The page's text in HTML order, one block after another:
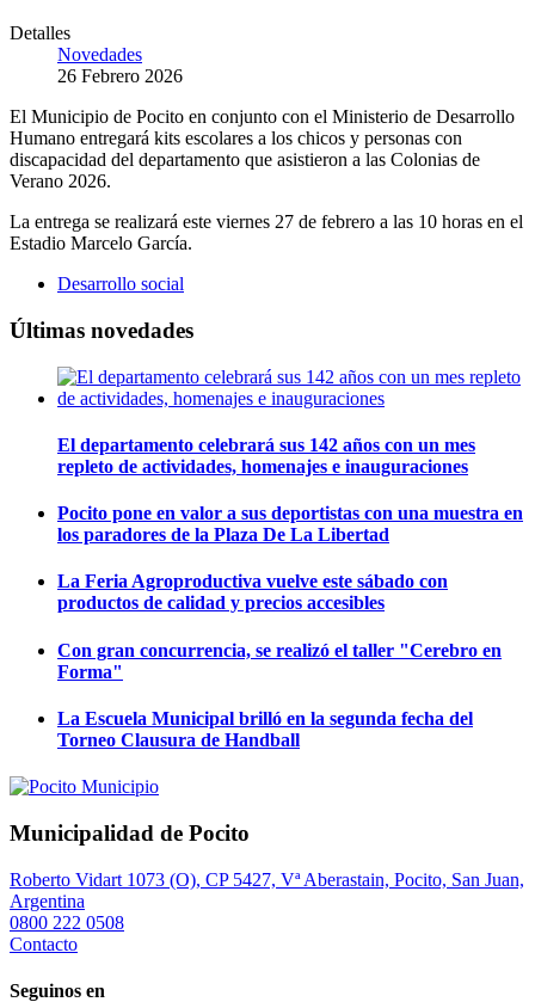
Detalles
Novedades
26 Febrero 2026
El Municipio de Pocito en conjunto con el Ministerio de Desarrollo
Humano entregará kits escolares a los chicos y personas con
discapacidad del departamento que asistieron a las Colonias de
Verano 2026.
La entrega se realizará este viernes 27 de febrero a las 10 horas en el
Estadio Marcelo García.
Desarrollo social
Últimas novedades
El departamento celebrará sus 142 años con un mes
repleto de actividades, homenajes e inauguraciones
Pocito pone en valor a sus deportistas con una muestra en
los paradores de la Plaza De La Libertad
La Feria Agroproductiva vuelve este sábado con
productos de calidad y precios accesibles
Con gran concurrencia, se realizó el taller "Cerebro en
Forma"
La Escuela Municipal brilló en la segunda fecha del
Torneo Clausura de Handball
Municipalidad de Pocito
Roberto Vidart 1073 (O), CP 5427, Vª Aberastain, Pocito, San Juan,
Argentina
0800 222 0508
Contacto
Seguinos en